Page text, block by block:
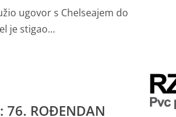
ugovor s Chelseajem do
je stigao...
76. ROĐENDAN